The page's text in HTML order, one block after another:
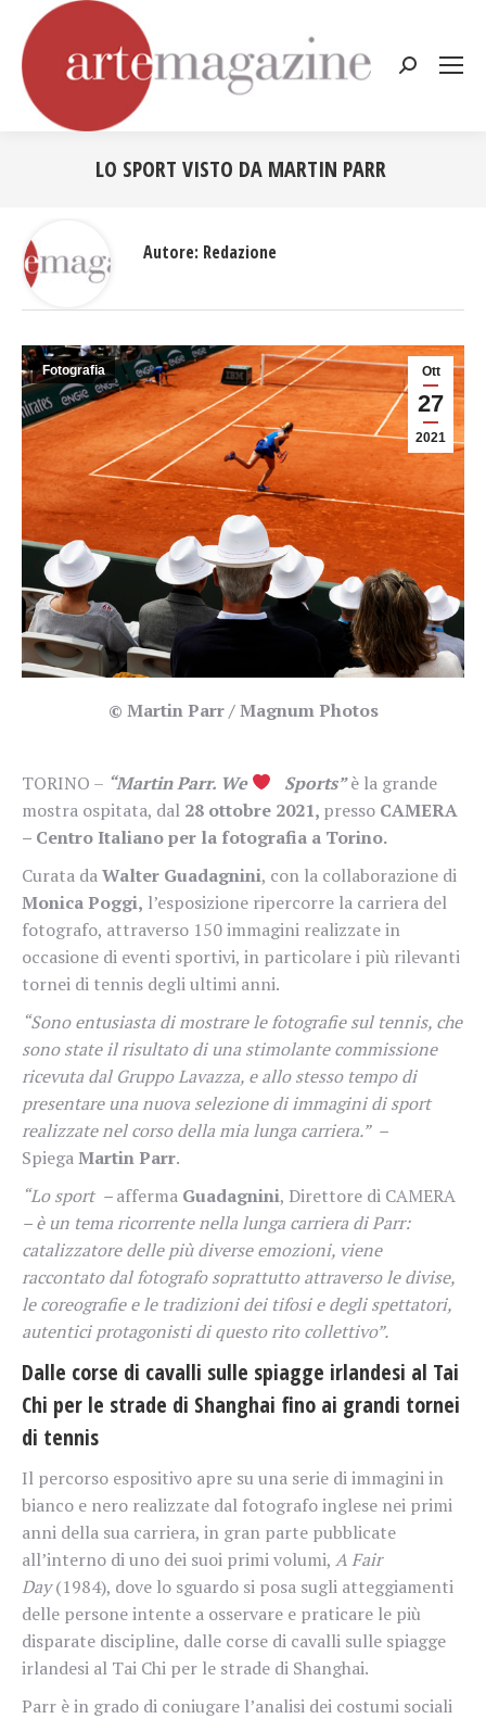
Cerca:
LO SPORT VISTO DA MARTIN PARR
Ott
27
2021
Fotografia
© Martin Parr / Magnum Photos
TORINO – “Martin Parr. We Sports”è la grande
mostra ospitata, dal 28 ottobre 2021, presso CAMERA
– Centro Italiano per la fotografia a Torino.
Curata daWalter Guadagnini, con la collaborazione di
Monica Poggi, l’esposizione ripercorre la carriera del
fotografo, attraverso 150 immagini realizzate in
occasione di eventi sportivi, in particolare i più rilevanti
tornei di tennis degli ultimi anni.
“Sono entusiasta di mostrare le fotografie sul tennis, che
sono state il risultato di una stimolante commissione
ricevuta dal Gruppo Lavazza, e allo stesso tempo di
presentare una nuova selezione di immagini di sport
realizzate nel corso della mia lunga carriera.” –
SpiegaMartin Parr.
“Lo sport –afferma Guadagnini, Direttore di CAMERA
– è un tema ricorrente nella lunga carriera di Parr:
catalizzatore delle più diverse emozioni, viene
raccontato dal fotografo soprattutto attraverso le divise,
le coreografie e le tradizioni dei tifosi e degli spettatori,
autentici protagonisti di questo rito collettivo”.
Dalle corse di cavalli sulle spiagge irlandesi al Tai
Chi per le strade di Shanghai fino ai grandi tornei
di tennis
Il percorso espositivo apre su una serie di immagini in
bianco e nero realizzate dal fotografo inglese nei primi
anni della sua carriera, in gran parte pubblicate
all’interno di uno dei suoi primi volumi, A Fair
Day(1984), dove lo sguardo si posa sugli atteggiamenti
delle persone intente a osservare e praticare le più
disparate discipline, dalle corse di cavalli sulle spiagge
irlandesi al Tai Chi per le strade di Shanghai.
Parr è in grado di coniugare l’analisi dei costumi sociali
Autore: Redazione